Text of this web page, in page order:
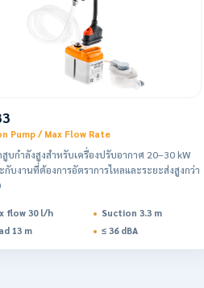
Pump / Max Flow Rate
บกำลังสูงสำหรับเครื่องปรับอากาศ 20–30 kW
กับงานที่ต้องการอัตราการไหลและระยะส่งสูงกว่า
flow 30 l/h
Suction 3.3 m
13 m
≤ 36 dBA